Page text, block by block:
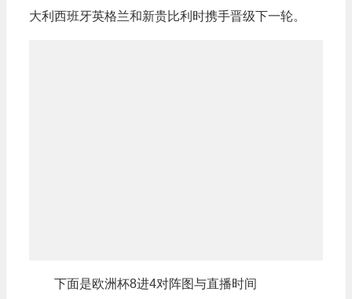
大利西班牙英格兰和新贵比利时携手晋级下一轮。
下面是欧洲杯8进4对阵图与直播时间